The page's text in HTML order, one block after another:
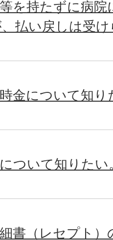
を持たずに病
払い戻しは受
金について知り
ついて知りたい
書（レセプト